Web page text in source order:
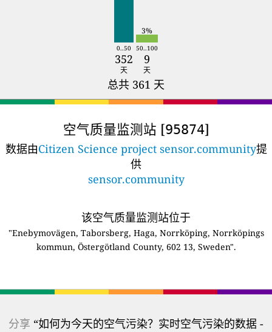
3%
0..50 50..100
352 9
天 天
总共 361 天
空气质量监测站 [95874]
数据由Citizen Science project sensor.community提
供
sensor.community
该空气质量监测站位于
"Enebymovägen, Taborsberg, Haga, Norrköping, Norrköpings
kommun, Östergötland County, 602 13, Sweden".
分享 “如何为今天的空气污染？实时空气污染的数据 -